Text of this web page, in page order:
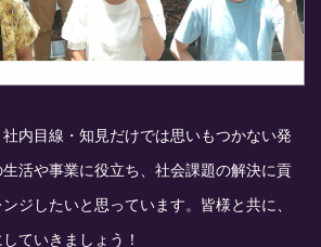
内目線・知見だけでは思いもつかない発
活や事業に役立ち、社会課題の解決に貢
ジしたいと思っています。皆様と共に、
ていきましょう！